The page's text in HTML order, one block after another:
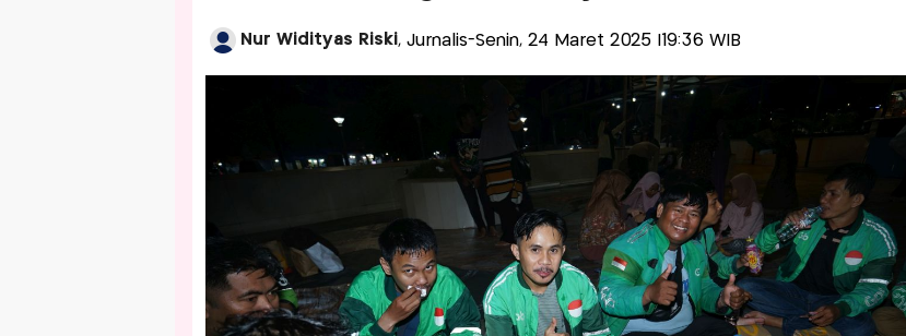
Nur Widityas Riski, Jurnalis-Senin, 24 Maret 2025 |19:36 WIB